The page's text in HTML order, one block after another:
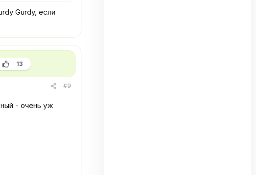
Gurdy, если
13
#9
- очень уж